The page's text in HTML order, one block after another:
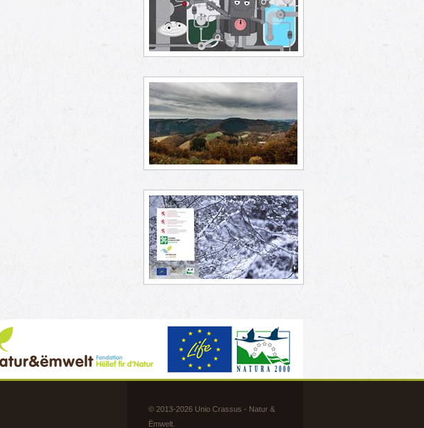
© 2013-2026 Unio Crassus - Natur &
Ëmwelt.